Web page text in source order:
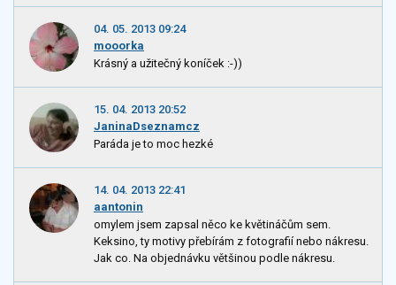
04. 05. 2013 09:24
mooorka
Krásný a užitečný koníček :-))
15. 04. 2013 20:52
JaninaDseznamcz
Paráda je to moc hezké
14. 04. 2013 22:41
aantonin
omylem jsem zapsal něco ke květináčům sem.
Keksino, ty motivy přebírám z fotografií nebo nákresu.
Jak co. Na objednávku většinou podle nákresu.